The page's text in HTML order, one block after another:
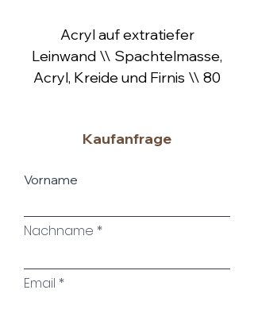
Acryl auf extratiefer
Leinwand \\ Spachtelmasse,
Acryl, Kreide und Firnis \\ 80
handgefertigtem
Eichenholz natur \\ 2025
Kaufanfrage
Vorname
Nachname
Email